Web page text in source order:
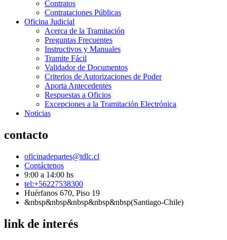
Contratos
Contrataciones Públicas
Oficina Judicial
Acerca de la Tramitación
Preguntas Frecuentes
Instructivos y Manuales
Tramite Fácil
Validador de Documentos
Criterios de Autorizaciones de Poder
Aporta Antecedentes
Respuestas a Oficios
Excepciones a la Tramitación Electrónica
Noticias
contacto
oficinadepartes@tdlc.cl
Contáctenos
9:00 a 14:00 hs
tel:+56227538300
Huérfanos 670, Piso 19
&nbsp&nbsp&nbsp&nbsp&nbsp(Santiago-Chile)
link de interés